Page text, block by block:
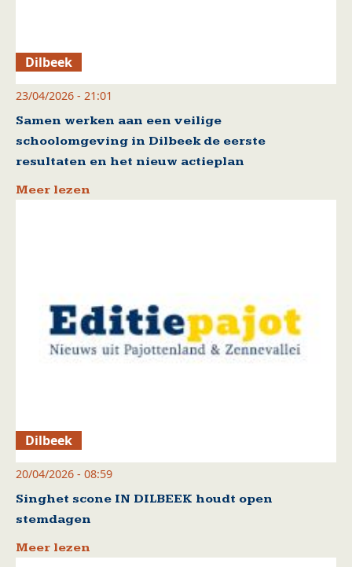
Dilbeek
23/04/2026 - 21:01
Samen werken aan een veilige
schoolomgeving in Dilbeek de eerste
resultaten en het nieuw actieplan
Meer lezen
Dilbeek
20/04/2026 - 08:59
Singhet scone IN DILBEEK houdt open
stemdagen
Meer lezen